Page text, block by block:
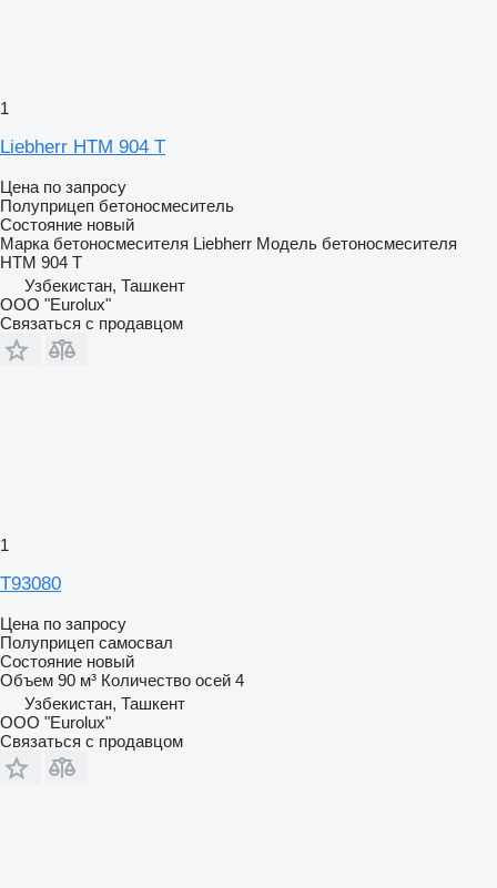
1
Liebherr HTM 904 T
Цена по запросу
Полуприцеп бетоносмеситель
Состояние новый
Марка бетоносмесителя Liebherr Модель бетоносмесителя
HTM 904 T
Узбекистан, Ташкент
ООО "Eurolux"
Связаться с продавцом
1
Т93080
Цена по запросу
Полуприцеп самосвал
Состояние новый
Объем 90 м³ Количество осей 4
Узбекистан, Ташкент
ООО "Eurolux"
Связаться с продавцом